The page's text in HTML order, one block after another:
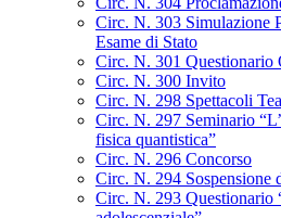
Circ. N. 303 Simulazione
Esame di Stato
Circ. N. 301 Questionario
Circ. N. 300 Invito
Circ. N. 298 Spettacoli
Circ. N. 297 Seminario
fisica quantistica”
Circ. N. 296 Concorso
Circ. N. 294 Sospensione
Circ. N. 293 Questionario